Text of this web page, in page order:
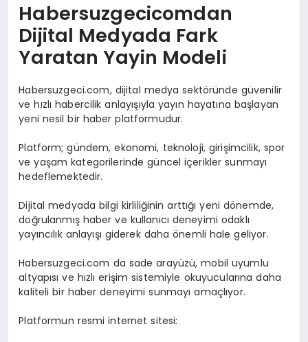
Habersuzgecicomdan
Dijital Medyada Fark
Yaratan Yayin Modeli
Habersuzgeci.com, dijital medya sektöründe güvenilir
ve hızlı habercilik anlayışıyla yayın hayatına başlayan
yeni nesil bir haber platformudur.
Platform; gündem, ekonomi, teknoloji, girişimcilik, spor
ve yaşam kategorilerinde güncel içerikler sunmayı
hedeflemektedir.
Dijital medyada bilgi kirliliğinin arttığı yeni dönemde,
doğrulanmış haber ve kullanıcı deneyimi odaklı
yayıncılık anlayışı giderek daha önemli hale geliyor.
Habersuzgeci.com da sade arayüzü, mobil uyumlu
altyapısı ve hızlı erişim sistemiyle okuyucularına daha
kaliteli bir haber deneyimi sunmayı amaçlıyor.
Platformun resmi internet sitesi: